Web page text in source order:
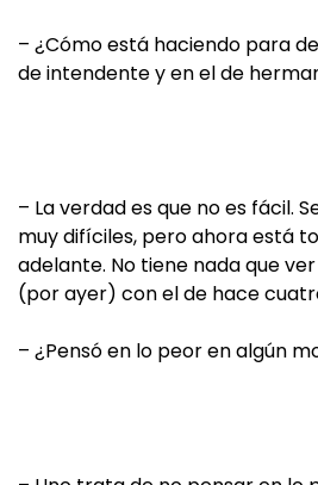
– ¿Cómo está haciendo para
de intendente y en el de
– La verdad es que no es fácil.
muy difíciles, pero ahora está
adelante. No tiene nada que
(por ayer) con el de hace
– ¿Pensó en lo peor en algún